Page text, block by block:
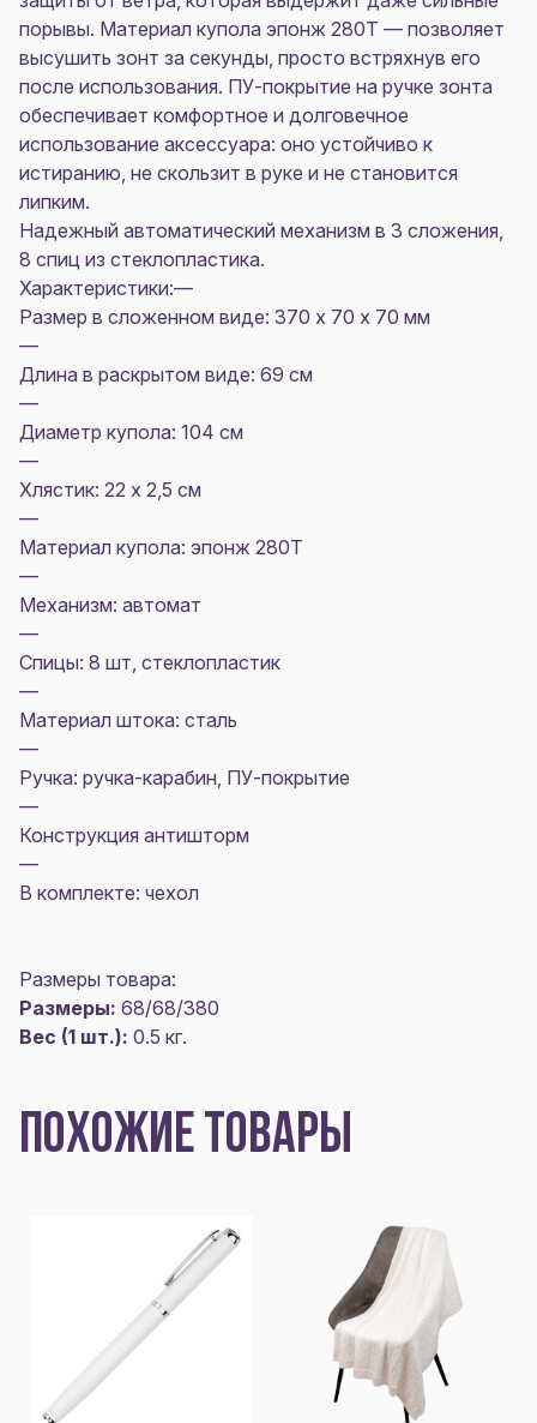
порывы. Материал купола эпонж 280T — позволяет
высушить зонт за секунды, просто встряхнув его
после использования. ПУ-покрытие на ручке зонта
обеспечивает комфортное и долговечное
использование аксессуара: оно устойчиво к
истиранию, не скользит в руке и не становится
липким.
Надежный автоматический механизм в 3 сложения,
8 спиц из стеклопластика.
Характеристики:—
Размер в сложенном виде: 370 х 70 х 70 мм
—
Длина в раскрытом виде: 69 см
—
Диаметр купола: 104 см
—
Хлястик: 22 х 2,5 см
—
Материал купола: эпонж 280T
—
Механизм: автомат
—
Спицы: 8 шт, стеклопластик
—
Материал штока: сталь
—
Ручка: ручка-карабин, ПУ-покрытие
—
Конструкция антишторм
—
В комплекте: чехол
Размеры товара:
Размеры: 68/68/380
Вес (1 шт.): 0.5 кг.
ПОХОЖИЕ ТОВАРЫ